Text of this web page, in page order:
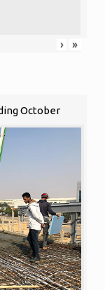
› »
October